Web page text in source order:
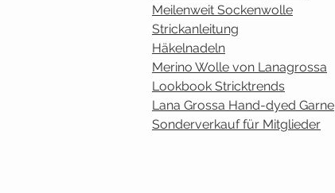
Meilenweit Sockenwolle
Strickanleitung
Häkelnadeln
Merino Wolle von Lanagrossa
Lookbook Stricktrends
Lana Grossa Hand-dyed Garne
Sonderverkauf für Mitglieder